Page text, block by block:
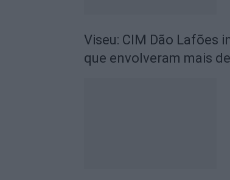
Viseu: CIM Dão Lafões
que envolveram mais